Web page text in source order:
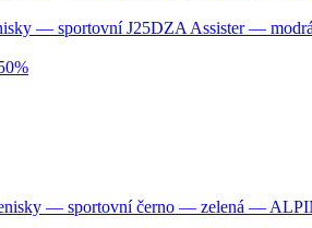
— sportovní J25DZA Assister —